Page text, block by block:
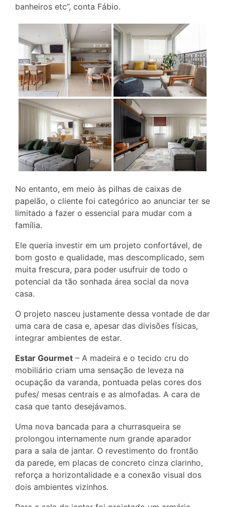
banheiros etc”, conta Fábio.
No entanto, em meio às pilhas de caixas de
papelão, o cliente foi categórico ao anunciar ter se
limitado a fazer o essencial para mudar com a
família.
Ele queria investir em um projeto confortável, de
bom gosto e qualidade, mas descomplicado, sem
muita frescura, para poder usufruir de todo o
potencial da tão sonhada área social da nova
casa.
O projeto nasceu justamente dessa vontade de dar
uma cara de casa e, apesar das divisões físicas,
integrar ambientes de estar.
Estar Gourmet – A madeira e o tecido cru do
mobiliário criam uma sensação de leveza na
ocupação da varanda, pontuada pelas cores dos
pufes/ mesas centrais e as almofadas. A cara de
casa que tanto desejávamos.
Uma nova bancada para a churrasqueira se
prolongou internamente num grande aparador
para a sala de jantar. O revestimento do frontão
da parede, em placas de concreto cinza clarinho,
reforça a horizontalidade e a conexão visual dos
dois ambientes vizinhos.